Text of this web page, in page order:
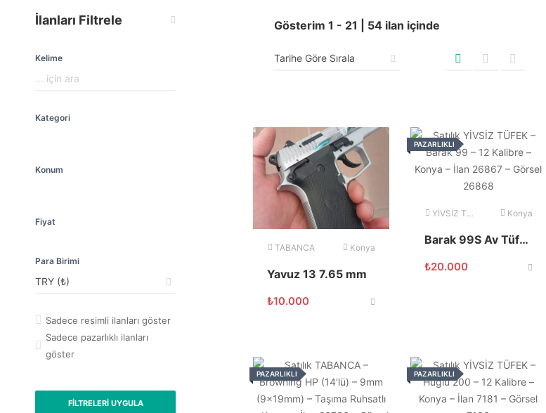
İlanları Filtrele
Kelime
Kategori
Konum
Fiyat
Para Birimi
Sadece resimli ilanları göster
Sadece pazarlıklı ilanları
göster
FILTRELERI UYGULA
Gösterim 1 - 21 54 ilan içinde
TABANCA Konya
Yavuz 13 7.65 mm
₺10.000
PAZARLIKLI
YİVSİZ TÜFEK Konya
Barak 99S Av Tüfeği
₺20.000
PAZARLIKLI PAZARLIKLI